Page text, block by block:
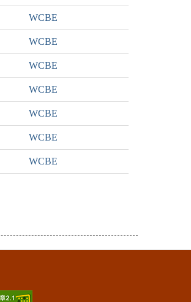
WCBE
WCBE
WCBE
WCBE
WCBE
WCBE
WCBE